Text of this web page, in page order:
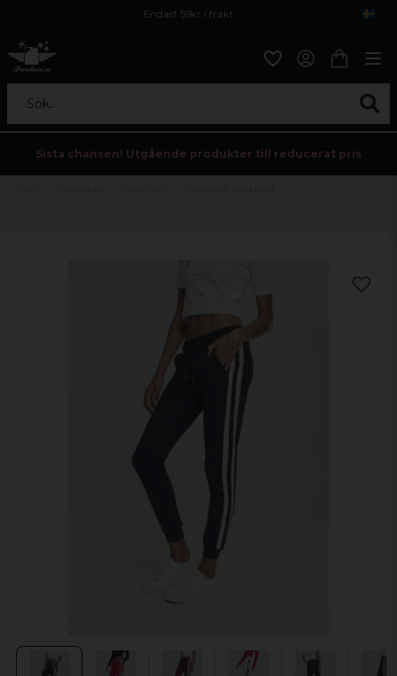
Endast 59kr i frakt
Sök...
Sista chansen! Utgående produkter till reducerat pris